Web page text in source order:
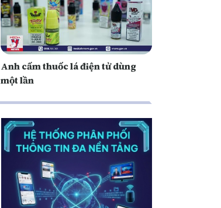
Anh cấm thuốc lá điện tử dùng
một lần